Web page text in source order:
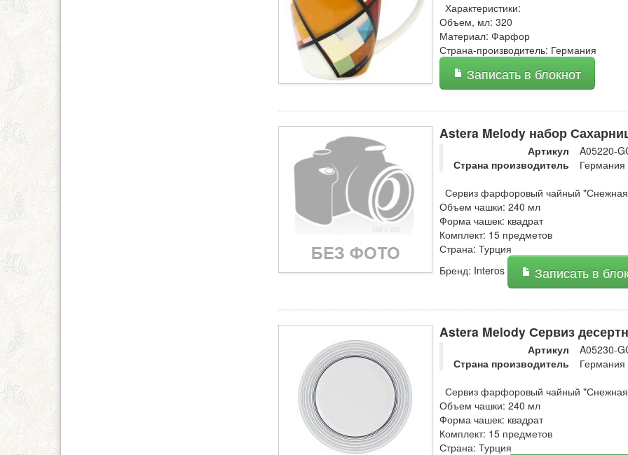
Характеристики:
Объем, мл: 320
Материал: Фарфор
Страна-производитель: Германия
Записать в блокнот
Astera Melody набор
Артикул
A05220-
Страна производитель
Германия
Сервиз фарфоровый чайный "Снежная
Объем чашки: 240 мл
Форма чашек: квадрат
Комплект: 15 предметов
Страна: Турция
Бренд: Interos
Записать в
Astera Melody Сервиз
Артикул
A05230-
Страна производитель
Германия
Сервиз фарфоровый чайный "Снежная
Объем чашки: 240 мл
Форма чашек: квадрат
Комплект: 15 предметов
Страна: Турция